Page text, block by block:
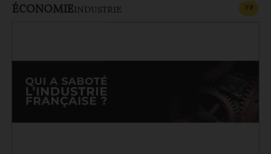
ÉCONOMIEINDUSTRIE FP